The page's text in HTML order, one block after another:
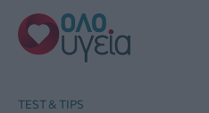
Μετάβαση
στο
περιεχόμενο
TEST & TIPS